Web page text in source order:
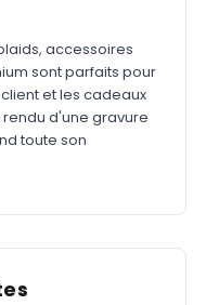
accessoires
sont parfaits pour
et les cadeaux
d'une gravure
toute son